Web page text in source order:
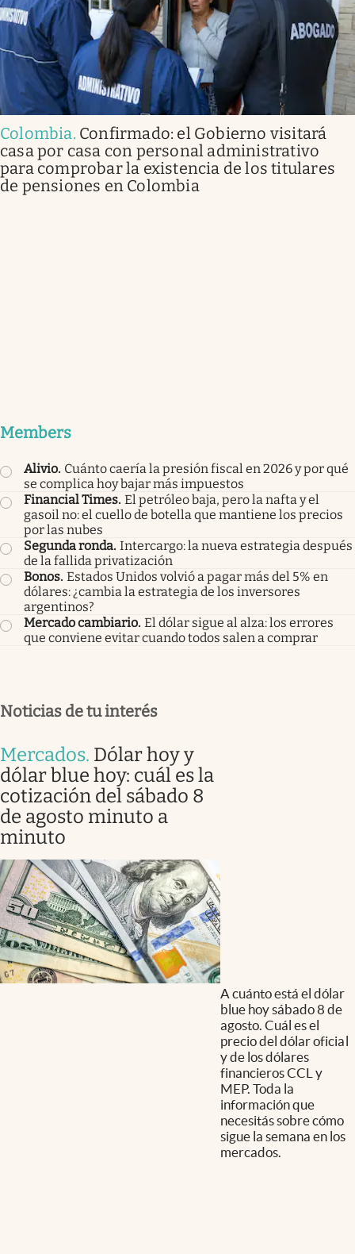
Colombia. Confirmado: el Gobierno visitará
casa por casa con personal administrativo
para comprobar la existencia de los titulares
de pensiones en Colombia
Members
Alivio. Cuánto caería la presión fiscal en 2026 y por qué
se complica hoy bajar más impuestos
Financial Times. El petróleo baja, pero la nafta y el
gasoil no: el cuello de botella que mantiene los precios
por las nubes
Segunda ronda. Intercargo: la nueva estrategia después
de la fallida privatización
Bonos. Estados Unidos volvió a pagar más del 5% en
dólares: ¿cambia la estrategia de los inversores
argentinos?
Mercado cambiario. El dólar sigue al alza: los errores
que conviene evitar cuando todos salen a comprar
Noticias de tu interés
Mercados. Dólar hoy y
dólar blue hoy: cuál es la
cotización del sábado 8
de agosto minuto a
minuto
A cuánto está el dólar
blue hoy sábado 8 de
agosto. Cuál es el
precio del dólar oficial
y de los dólares
financieros CCL y
MEP. Toda la
información que
necesitás sobre cómo
sigue la semana en los
mercados.